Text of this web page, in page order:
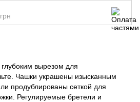
глубоким вырезом для
Чашки украшены изысканным
продублированы сеткой для
Регулируемые бретели и